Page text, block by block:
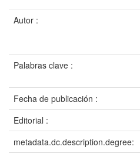
Autor :
Palabras clave :
Fecha de publicación :
Editorial :
metadata.dc.description.degree: